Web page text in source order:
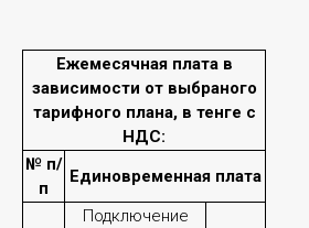
Ежемесячная плата в
зависимости от выбраного
тарифного плана, в тенге с
НДС:
№ п/
п
Единовременная плата
Подключение
Подробнее